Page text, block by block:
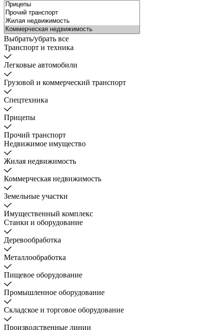
Выбрать/убрать все
Транспорт и техника
Легковые автомобили
Грузовой и коммерческий транспорт
Спецтехника
Прицепы
Прочий транспорт
Недвижимое имущество
Жилая недвижимость
Коммерческая недвижимость
Земельные участки
Имущественный комплекс
Станки и оборудование
Деревообработка
Металлообработка
Пищевое оборудование
Промышленное оборудование
Складское и торговое оборудование
Производственные линии